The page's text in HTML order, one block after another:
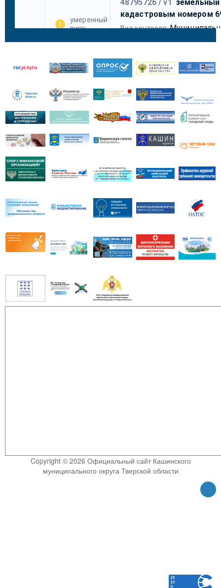
Copyright © 2026 Официальный сайт Кашинского
муниципального округа Тверской области